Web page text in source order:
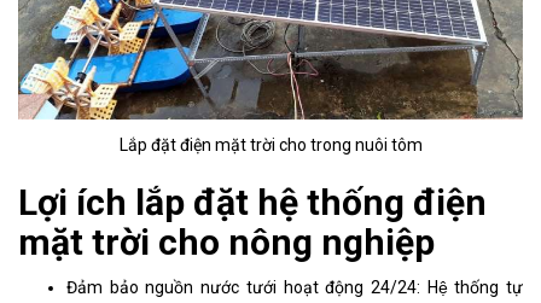
Lắp đặt điện mặt trời cho trong nuôi tôm
Lợi ích lắp đặt hệ thống điện
mặt trời cho nông nghiệp
Đảm bảo nguồn nước tưới hoạt động 24/24: Hệ thống tự